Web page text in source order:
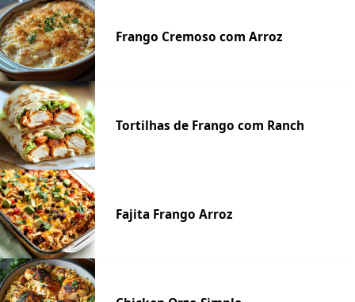
Frango Cremoso com Arroz
Tortilhas de Frango com Ranch
Fajita Frango Arroz